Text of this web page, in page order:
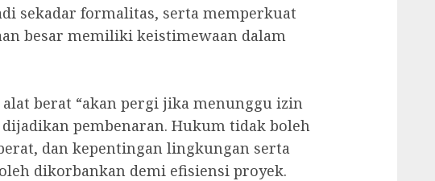
sekadar formalitas, serta memperkuat
besar memiliki keistimewaan dalam
berat “akan pergi jika menunggu izin
pembenaran. Hukum tidak boleh
dan kepentingan lingkungan serta
dikorbankan demi efisiensi proyek.